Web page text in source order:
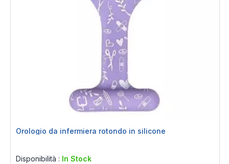
Orologio da infermiera rotondo in silicone
Disponibilità : In Stock